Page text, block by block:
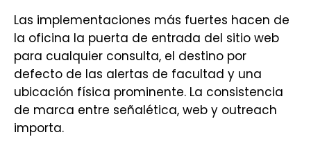
Las implementaciones más fuertes hacen de
la oficina la puerta de entrada del sitio web
para cualquier consulta, el destino por
defecto de las alertas de facultad y una
ubicación física prominente. La consistencia
de marca entre señalética, web y outreach
importa.